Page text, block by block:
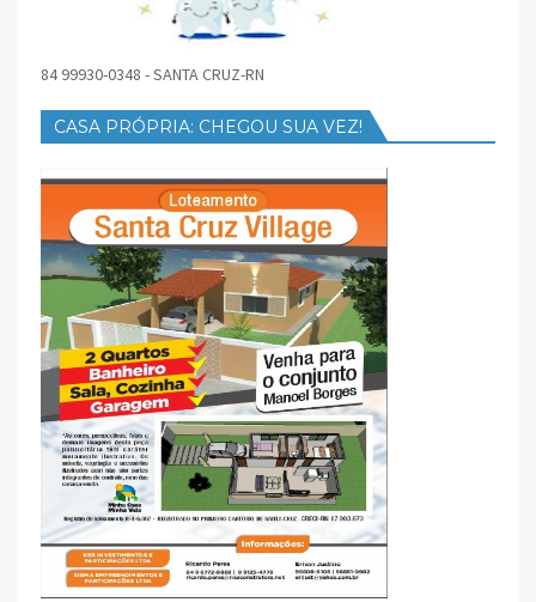
84 99930-0348 - SANTA CRUZ-RN
CASA PRÓPRIA: CHEGOU SUA VEZ!